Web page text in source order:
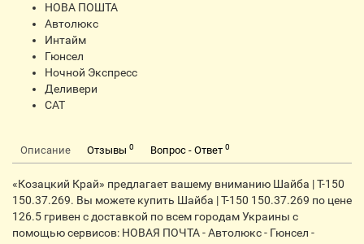
НОВА ПОШТА
Автолюкс
Интайм
Гюнсел
Ночной Экспресс
Деливери
CАТ
Описание Отзывы 0 Вопрос - Ответ 0
«Козацкий Край» предлагает вашему вниманию Шайба | Т-150
150.37.269. Вы можете купить Шайба | Т-150 150.37.269 по цене
126.5 гривен с доставкой по всем городам Украины с
помощью сервисов: НОВАЯ ПОЧТА - Автолюкс - Гюнсел -